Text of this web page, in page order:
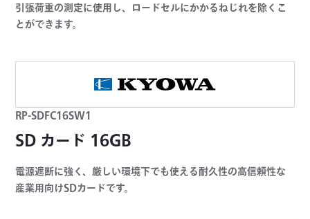
引張荷重の測定に使用し、ロードセルにかかるねじれを除くこ
とができます。
RP-SDFC16SW1
SD カード 16GB
電源遮断に強く、厳しい環境下でも使える耐久性の高信頼性な
産業用向けSDカードです。